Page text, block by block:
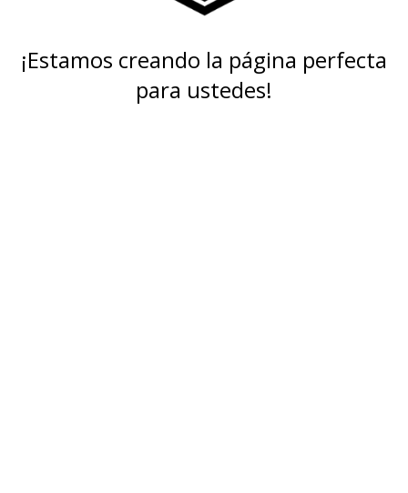
¡Estamos creando la página perfecta
para ustedes!